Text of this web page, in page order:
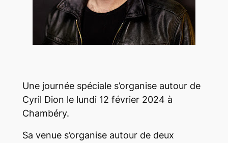
Une journée spéciale s’organise autour de
Cyril Dion le lundi 12 février 2024 à
Chambéry.
Sa venue s’organise autour de deux